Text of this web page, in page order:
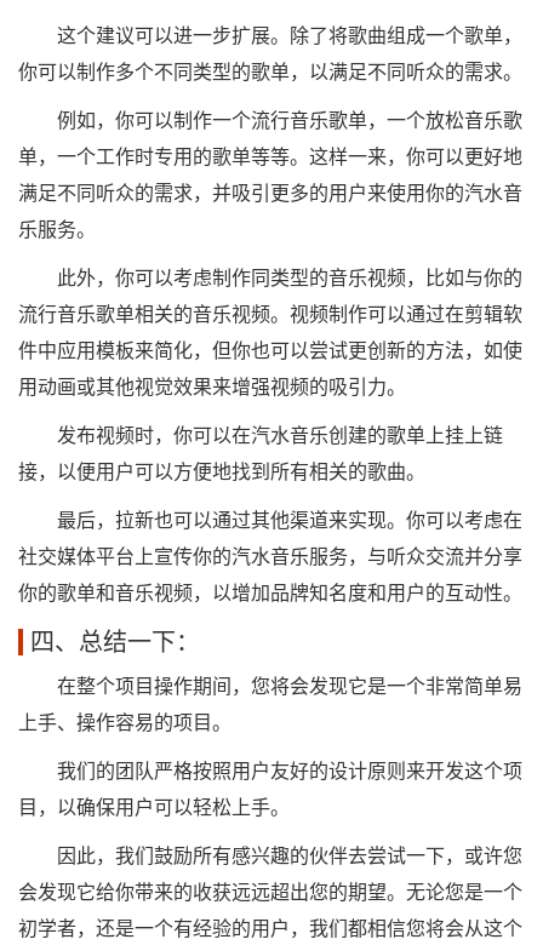
这个建议可以进一步扩展。除了将歌曲组成一个歌单，
你可以制作多个不同类型的歌单，以满足不同听众的需求。
例如，你可以制作一个流行音乐歌单，一个放松音乐歌
单，一个工作时专用的歌单等等。这样一来，你可以更好地
满足不同听众的需求，并吸引更多的用户来使用你的汽水音
乐服务。
此外，你可以考虑制作同类型的音乐视频，比如与你的
流行音乐歌单相关的音乐视频。视频制作可以通过在剪辑软
件中应用模板来简化，但你也可以尝试更创新的方法，如使
用动画或其他视觉效果来增强视频的吸引力。
发布视频时，你可以在汽水音乐创建的歌单上挂上链
接，以便用户可以方便地找到所有相关的歌曲。
最后，拉新也可以通过其他渠道来实现。你可以考虑在
社交媒体平台上宣传你的汽水音乐服务，与听众交流并分享
你的歌单和音乐视频，以增加品牌知名度和用户的互动性。
四、总结一下：
在整个项目操作期间，您将会发现它是一个非常简单易
上手、操作容易的项目。
我们的团队严格按照用户友好的设计原则来开发这个项
目，以确保用户可以轻松上手。
因此，我们鼓励所有感兴趣的伙伴去尝试一下，或许您
会发现它给你带来的收获远远超出您的期望。无论您是一个
初学者，还是一个有经验的用户，我们都相信您将会从这个